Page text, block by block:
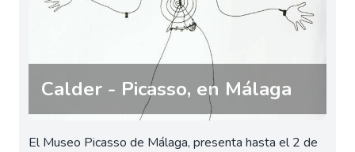
Calder - Picasso, en Málaga
El Museo Picasso de Málaga, presenta hasta el 2 de